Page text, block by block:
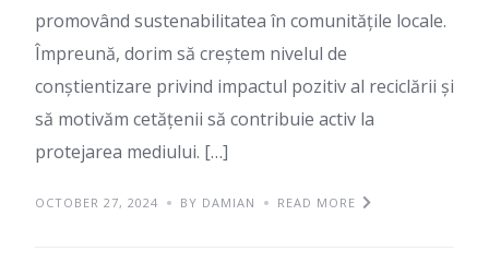
promovând sustenabilitatea în comunitățile locale.
Împreună, dorim să creștem nivelul de
conștientizare privind impactul pozitiv al reciclării și
să motivăm cetățenii să contribuie activ la
protejarea mediului. […]
OCTOBER 27, 2024 BY DAMIAN READ MORE